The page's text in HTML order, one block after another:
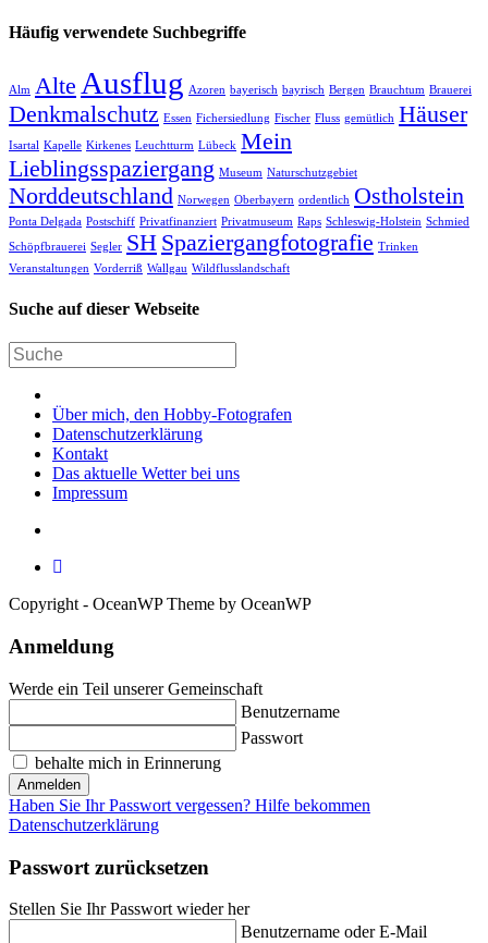
Häufig verwendete Suchbegriffe
Alm Alte Ausflug Azoren bayerisch bayrisch Bergen Brauchtum Brauerei
Denkmalschutz Essen Fichersiedlung Fischer Fluss gemütlich Häuser
Isartal Kapelle Kirkenes Leuchtturm Lübeck Mein
Lieblingsspaziergang Museum Naturschutzgebiet
Norddeutschland Norwegen Oberbayern ordentlich Ostholstein
Ponta Delgada Postschiff Privatfinanziert Privatmuseum Raps Schleswig-Holstein Schmied
Schöpfbrauerei Segler SH Spaziergangfotografie Trinken
Veranstaltungen Vorderriß Wallgau Wildflusslandschaft
Suche auf dieser Webseite
Über mich, den Hobby-Fotografen
Datenschutzerklärung
Kontakt
Das aktuelle Wetter bei uns
Impressum
Copyright - OceanWP Theme by OceanWP
Anmeldung
Werde ein Teil unserer Gemeinschaft
Benutzername
Passwort
behalte mich in Erinnerung
Anmelden
Haben Sie Ihr Passwort vergessen? Hilfe bekommen
Datenschutzerklärung
Passwort zurücksetzen
Stellen Sie Ihr Passwort wieder her
Benutzername oder E-Mail